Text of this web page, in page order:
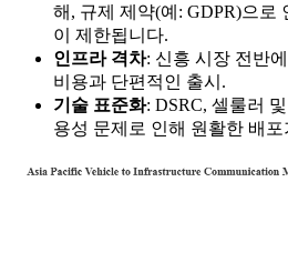
해, 규제 제약(예: GDPR)으로
이 제한됩니다.
인프라 격차: 신흥 시장 전반
비용과 단편적인 출시.
기술 표준화: DSRC, 셀룰러
용성 문제로 인해 원활한 배